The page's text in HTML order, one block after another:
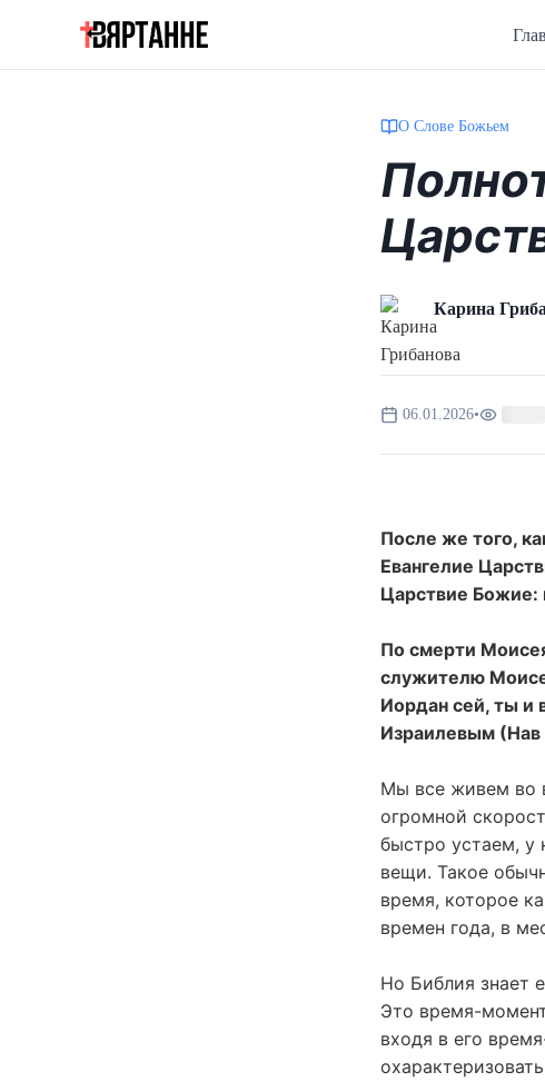
О Слове Божьем
Карина
06.01.2026•
После же того,
Евангелие
Царствие Божие:
По смерти
служителю
Иордан сей, ты и
Израилевым (Нав
Мы все живем во
огромной
быстро устаем, у
вещи. Такое
время, которое
времен года, в
Но Библия знает
Это время-
входя в его